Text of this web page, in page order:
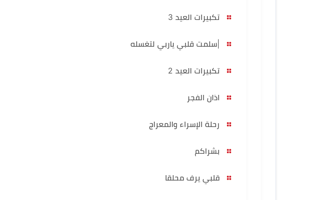
تكبيرات العيد 3
|سلمت قلبي ياربي لتغسله
تكبيرات العيد 2
اذان الفجر
رحلة الإسراء والمعراج
بشراكم
قلبي يرف محلقا